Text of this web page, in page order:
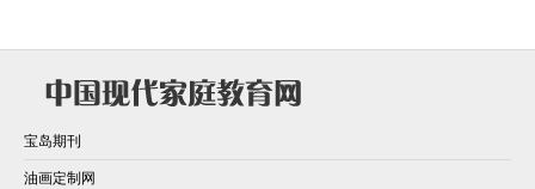
宝岛期刊
油画定制网